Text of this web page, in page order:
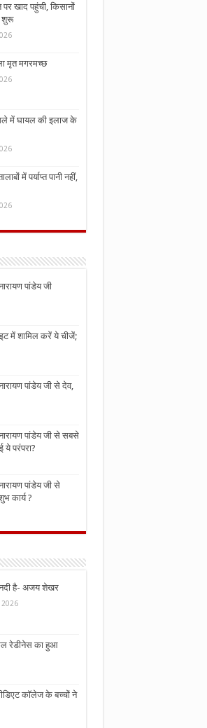
पर खाद पहुंची, किसानों
शुरू
मृत मगरमच्छ
में घायल की इलाज के
में पर्याप्त पानी नहीं,
पांडेय जी
में शामिल करें ये चीजें;
पांडेय जी से देव,
पांडेय जी से सबसे
परंपरा?
पांडेय जी से
कार्य ?
है- अजय शेखर
2026
रेडीनेस का हुआ
कॉलेज के बच्चों ने